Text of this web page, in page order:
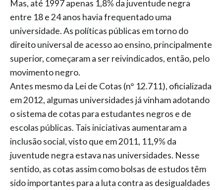
Mas, até 1997 apenas 1,8% da juventude negra
entre 18 e 24 anos havia frequentado uma
universidade. As políticas públicas em torno do
direito universal de acesso ao ensino, principalmente
superior, começaram a ser reivindicados, então, pelo
movimento negro.
Antes mesmo da Lei de Cotas (n° 12.711), oficializada
em 2012, algumas universidades já vinham adotando
o sistema de cotas para estudantes negros e de
escolas públicas. Tais iniciativas aumentaram a
inclusão social, visto que em 2011, 11,9% da
juventude negra estava nas universidades. Nesse
sentido, as cotas assim como bolsas de estudos têm
sido importantes para a luta contra as desigualdades